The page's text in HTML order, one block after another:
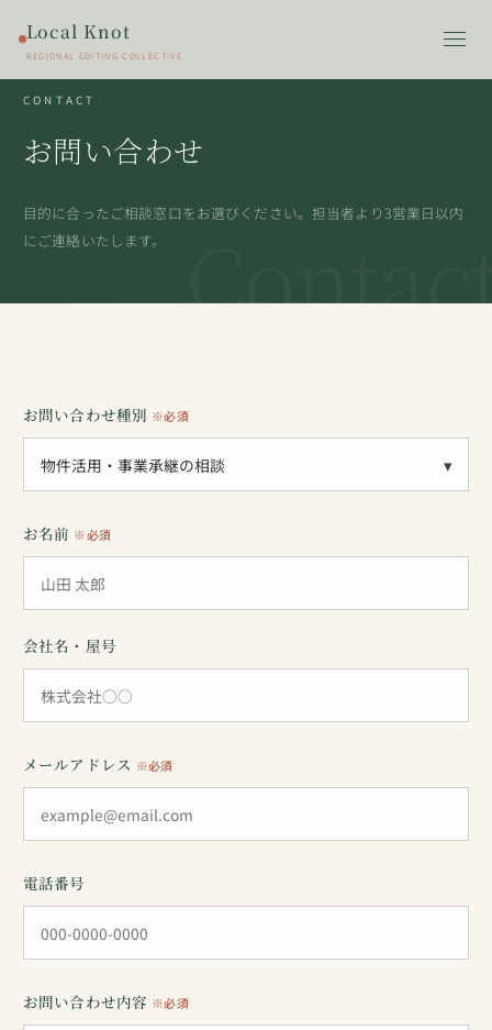
Local Knot
REGIONAL EDITING COLLECTIVE
CONTACT
お問い合わせ
目的に合ったご相談窓口をお選びください。担当者より3営業日以内
にご連絡いたします。
お問い合わせ種別 ※必須
お名前 ※必須
会社名・屋号
メールアドレス ※必須
電話番号
お問い合わせ内容 ※必須